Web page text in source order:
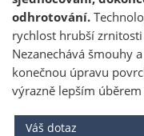
odhrotování.
rychlost hrubší
Nezanechává šmouhy
konečnou úpravu
výrazně lepším
Váš dotaz